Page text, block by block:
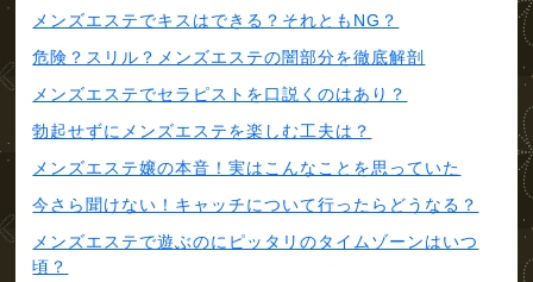
メンズエステでキスはできる？それともNG？
危険？スリル？メンズエステの闇部分を徹底解剖
メンズエステでセラピストを口説くのはあり？
勃起せずにメンズエステを楽しむ工夫は？
メンズエステ嬢の本音！実はこんなことを思っていた
今さら聞けない！キャッチについて行ったらどうなる？
メンズエステで遊ぶのにピッタリのタイムゾーンはいつ
頃？